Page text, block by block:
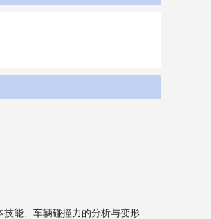
能、车辆碰撞力的分析与变形